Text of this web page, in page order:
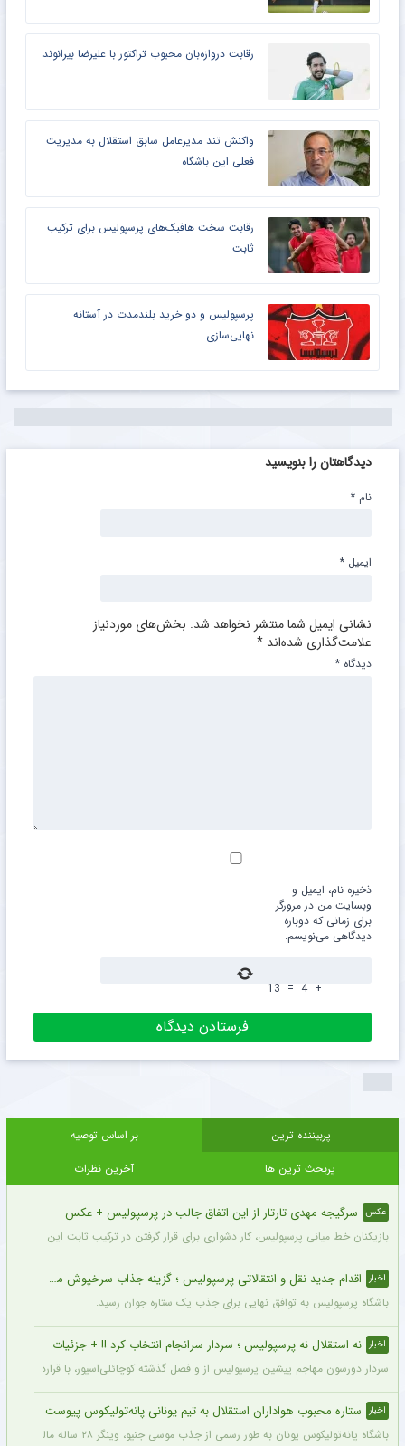
رقابت دروازه‌بان محبوب تراکتور با علیرضا بیرانوند
واکنش تند مدیرعامل سابق استقلال به مدیریت
فعلی این باشگاه
رقابت سخت هافبک‌های پرسپولیس برای ترکیب
ثابت
پرسپولیس و دو خرید بلندمدت در آستانه
نهایی‌سازی
دیدگاهتان را بنویسید
نشانی ایمیل شما منتشر نخواهد شد. بخش‌های موردنیاز
علامت‌گذاری شده‌اند *
دیدگاه *
نام *
ایمیل *
ذخیره نام، ایمیل و
وبسایت من در مرورگر
برای زمانی که دوباره
دیدگاهی می‌نویسم.
+
4
=
13
پربیننده ترین
بر اساس توصیه
پربحث ترین ها
آخرین نظرات
عکس سرگیجه مهدی تارتار از این اتفاق جالب در پرسپولیس + عکس
بازیکنان خط میانی پرسپولیس، کار دشواری برای قرار گرفتن در ترکیب ثابت این تیم
اخبار اقدام جدید نقل و انتقالاتی پرسپولیس ؛ گزینه جذاب سرخپوش می شود؟
باشگاه پرسپولیس به توافق نهایی برای جذب یک ستاره جوان رسید.
اخبار نه استقلال نه پرسپولیس ؛ سردار سرانجام انتخاب کرد !! + جزئیات
سردار دورسون مهاجم پیشین پرسپولیس از و فصل گذشته کوچائلی‌اسپور، با قراردادی
اخبار ستاره محبوب هواداران استقلال به تیم یونانی پانه‌تولیکوس پیوست
باشگاه پانه‌تولیکوس یونان به طور رسمی از جذب موسی جنپو، وینگر ۲۸ ساله مالیایی سابق استقلال، با قراردادی دو ساله خبر داد.